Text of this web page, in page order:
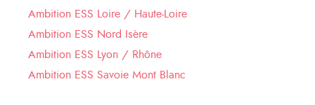
Ambition ESS Loire / Haute-Loire
Ambition ESS Nord Isère
Ambition ESS Lyon / Rhône
Ambition ESS Savoie Mont Blanc